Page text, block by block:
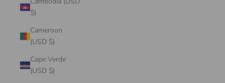
$)
Cameroon
(USD $)
Cape Verde
(USD $)